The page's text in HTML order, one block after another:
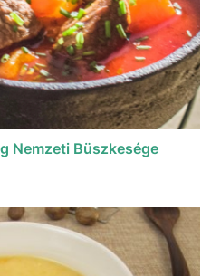
Nemzeti Büszkesége